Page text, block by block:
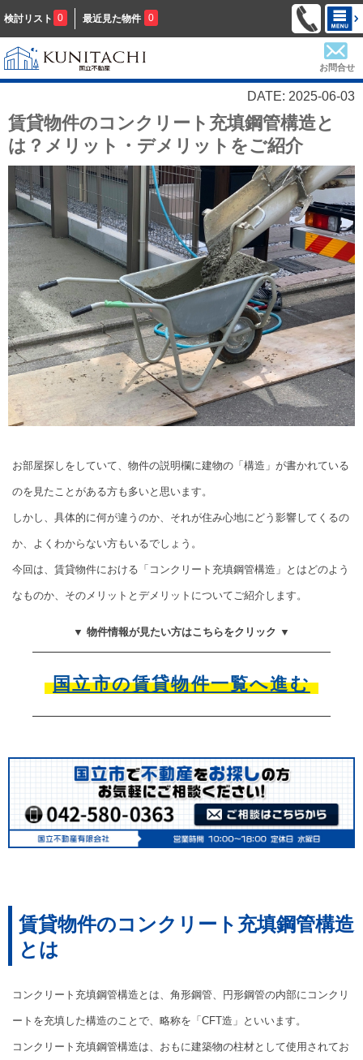
検討リスト 0 最近見た物件 0
お問合せ
DATE: 2025-06-03
賃貸物件のコンクリート充填鋼管構造と
は？メリット・デメリットをご紹介
お部屋探しをしていて、物件の説明欄に建物の「構造」が書かれている
のを見たことがある方も多いと思います。
しかし、具体的に何が違うのか、それが住み心地にどう影響してくるの
か、よくわからない方もいるでしょう。
今回は、賃貸物件における「コンクリート充填鋼管構造」とはどのよう
なものか、そのメリットとデメリットについてご紹介します。
▼ 物件情報が見たい方はこちらをクリック ▼
国立市の賃貸物件一覧へ進む
賃貸物件のコンクリート充填鋼管構造
とは
コンクリート充填鋼管構造とは、角形鋼管、円形鋼管の内部にコンクリ
ートを充填した構造のことで、略称を「CFT造」といいます。
コンクリート充填鋼管構造は、おもに建築物の柱材として使用されてお